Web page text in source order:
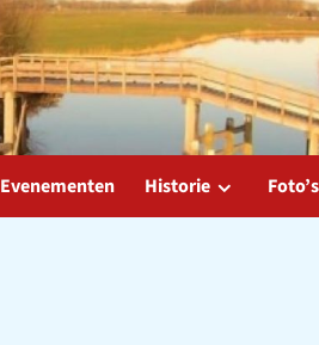
Evenementen Historie Foto’s